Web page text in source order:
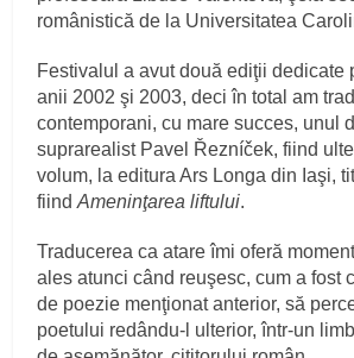
românistică de la Universitatea
Festivalul a avut două ediţii dedicate
anii 2002 şi 2003, deci în total am
contemporani, cu mare succes, unul
suprarealist Pavel Řezníček, fiind
volum, la editura Ars Longa din Iaşi,
fiindAmeninţarea liftului.
Traducerea ca atare îmi oferă
ales atunci când reuşesc, cum a fost
de poezie menţionat anterior, să
poetului redându-l ulterior, într-un